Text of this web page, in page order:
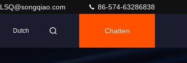
LSQ@songqiao.com 86-574-63286838
Dutch Chatten